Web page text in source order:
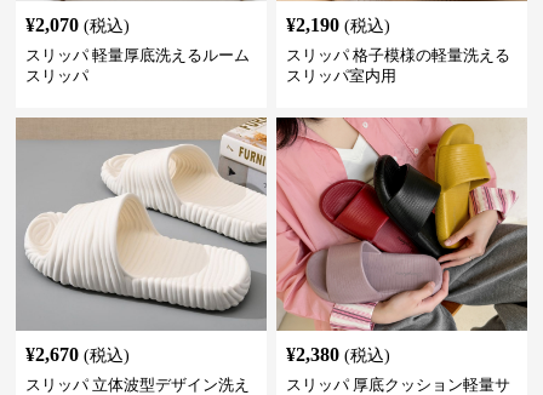
¥2,070 (税込)
スリッパ 軽量厚底洗えるルーム
スリッパ
¥2,190 (税込)
スリッパ 格子模様の軽量洗える
スリッパ室内用
¥2,670 (税込)
スリッパ 立体波型デザイン洗え
¥2,380 (税込)
スリッパ 厚底クッション軽量サ